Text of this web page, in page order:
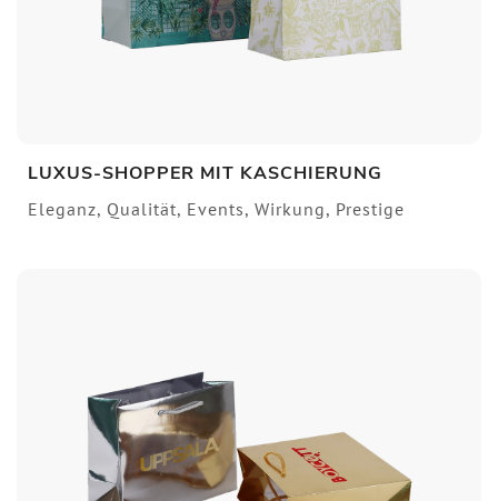
LUXUS-SHOPPER MIT KASCHIERUNG
Eleganz, Qualität, Events, Wirkung, Prestige